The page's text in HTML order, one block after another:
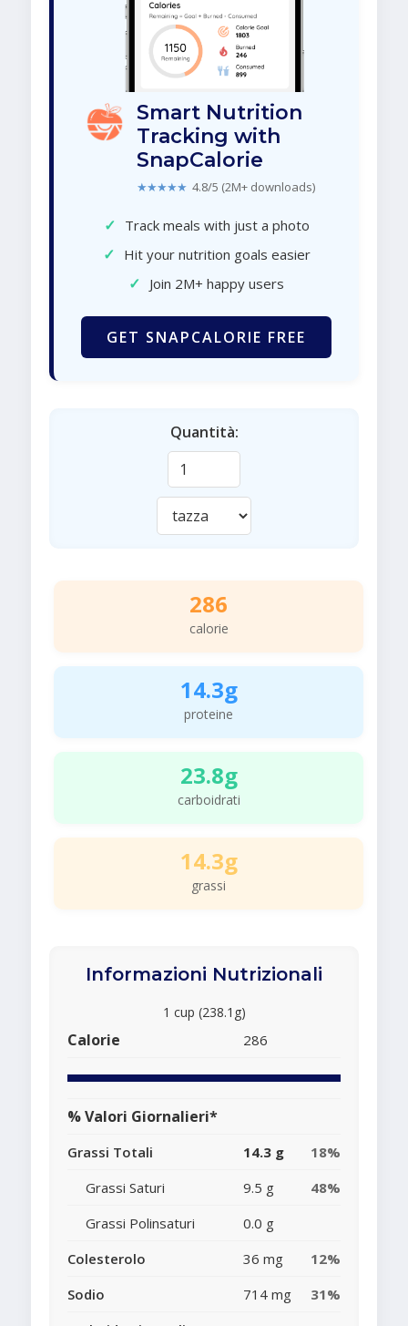
Smart Nutrition
Tracking with
SnapCalorie
★★★★★ 4.8/5 (2M+ downloads)
✓ Track meals with just a photo
✓ Hit your nutrition goals easier
✓ Join 2M+ happy users
GET SNAPCALORIE FREE
Quantità:
286
calorie
14.3g
proteine
23.8g
carboidrati
14.3g
grassi
Informazioni Nutrizionali
1 cup (238.1g)
Calorie 286
% Valori Giornalieri*
Grassi Totali 14.3 g
18%
Grassi Saturi
9.5 g
48%
Grassi Polinsaturi
0.0 g
Colesterolo
36 mg
12%
Sodio
714 mg
31%